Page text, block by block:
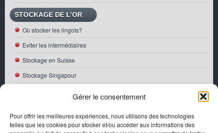
Gérer le consentement
Pour offrir les meilleures expériences, nous utilisons des technologies
telles que les cookies pour stocker et/ou accéder aux informations des
STOCKAGE DE L’OR
Où stocker les lingots?
Eviter les intermédiaires
Stockage en Suisse
Stockage Singapour
Perspectives de croissance de l’or en 2026